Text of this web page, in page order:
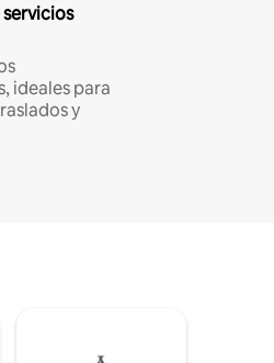
ideales para
y